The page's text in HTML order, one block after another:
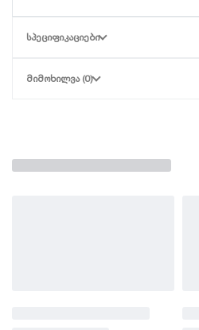
უნივერსალური ძაბვა:
ფართო 9-32V დიაპაზონი).
გადატვირთვისგან.
ᲡᲞᲔᲪᲘᲤᲘᲙᲐᲪᲘᲔᲑᲘ
ᲛᲘᲛᲝᲮᲘᲚᲕᲐ (0)